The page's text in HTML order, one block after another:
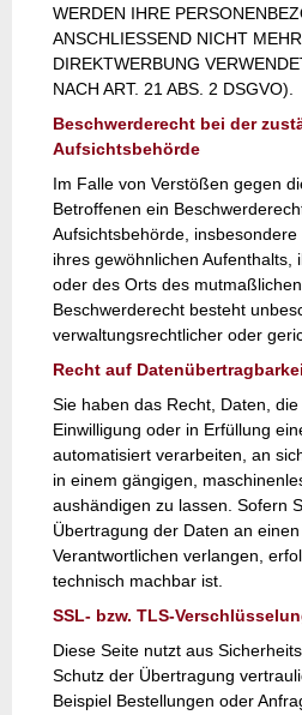
WERDEN IHRE
ANSCHLIESSEND NICHT
DIREKTWERBUNG
NACH ART. 21 ABS. 2 DSGVO).
Beschwerderecht bei der
Aufsichtsbehörde
Im Falle von Verstößen gegen
Betroffenen ein
Aufsichtsbehörde,
ihres gewöhnlichen Aufenthalts,
oder des Orts des
Beschwerderecht besteht
verwaltungsrechtlicher oder
Recht auf
Sie haben das Recht, Daten,
Einwilligung oder in Erfüllung
automatisiert verarbeiten, an
in einem gängigen,
aushändigen zu lassen. Sofern
Übertragung der Daten an
Verantwortlichen verlangen,
technisch machbar ist.
SSL- bzw. TLS-
Diese Seite nutzt aus
Schutz der Übertragung
Beispiel Bestellungen oder